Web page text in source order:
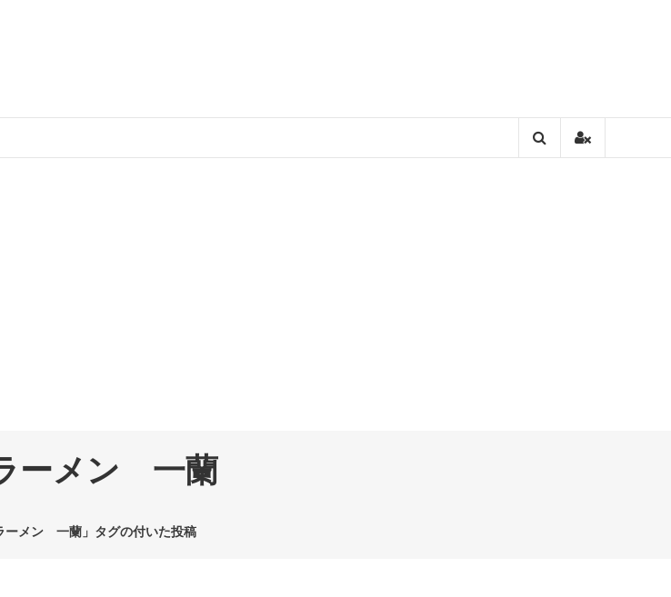
ーメン 一蘭
ーメン 一蘭」タグの付いた投稿